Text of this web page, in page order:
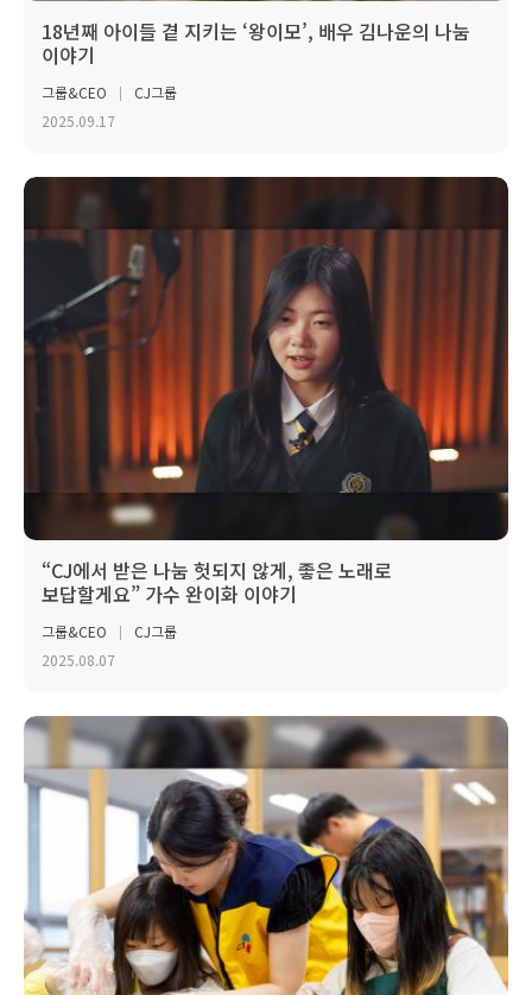
18년째 아이들 곁 지키는 ‘왕이모’, 배우 김나운의 나눔
이야기
그룹&CEO
CJ그룹
2025.09.17
“CJ에서 받은 나눔 헛되지 않게, 좋은 노래로
보답할게요” 가수 완이화 이야기
그룹&CEO
CJ그룹
2025.08.07